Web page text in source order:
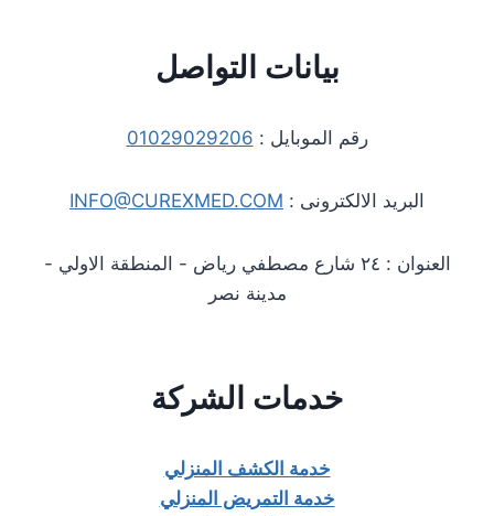
بيانات التواصل
رقم الموبايل : 01029029206
البريد الالكترونى : INFO@CUREXMED.COM
العنوان : ٢٤ شارع مصطفي رياض - المنطقة الاولي -
مدينة نصر
خدمات الشركة
خدمة الكشف المنزلي
خدمة التمريض المنزلي